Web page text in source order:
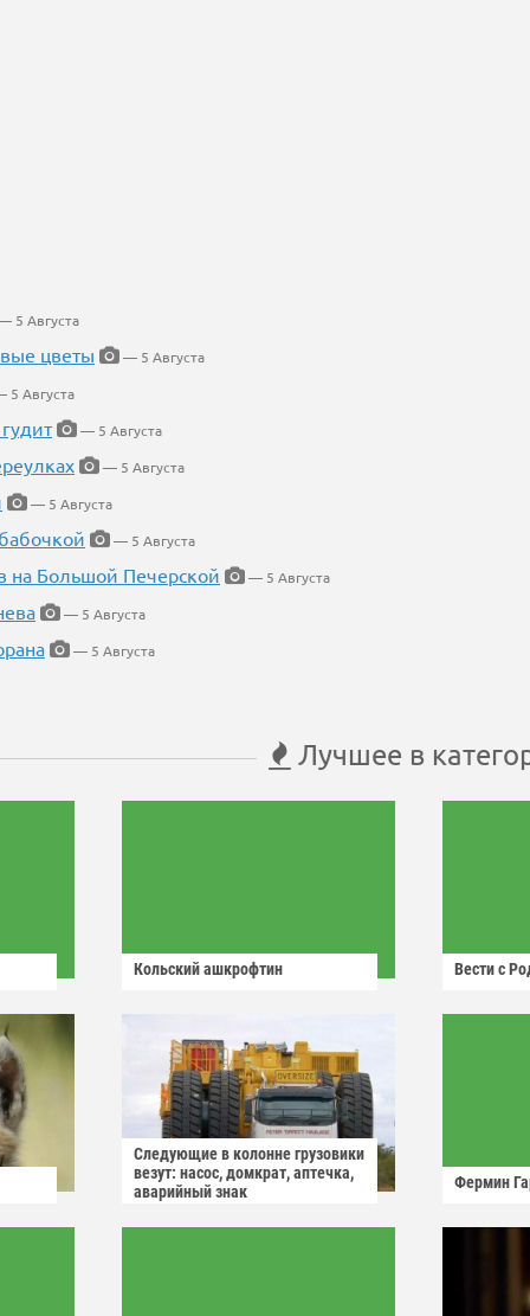
5 Августа
цветы
— 5 Августа
5 Августа
— 5 Августа
— 5 Августа
— 5 Августа
— 5 Августа
на Большой Печерской
— 5 Августа
— 5 Августа
— 5 Августа
Лучшее в
Кольский ашкрофтин Вести с
Следующие в колонне грузовики
везут: насос, домкрат, аптечка,
аварийный знак
Фермин